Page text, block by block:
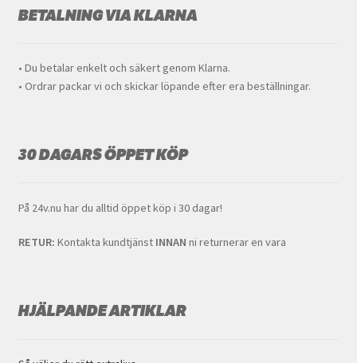
BETALNING VIA KLARNA
• Du betalar enkelt och säkert genom Klarna.
• Ordrar packar vi och skickar löpande efter era beställningar.
30 DAGARS ÖPPET KÖP
På 24v.nu har du alltid öppet köp i 30 dagar!
RETUR: Kontakta kundtjänst INNAN ni returnerar en vara
HJÄLPANDE ARTIKLAR